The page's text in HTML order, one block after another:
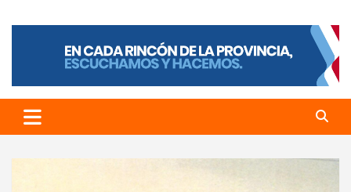
El Piquillense